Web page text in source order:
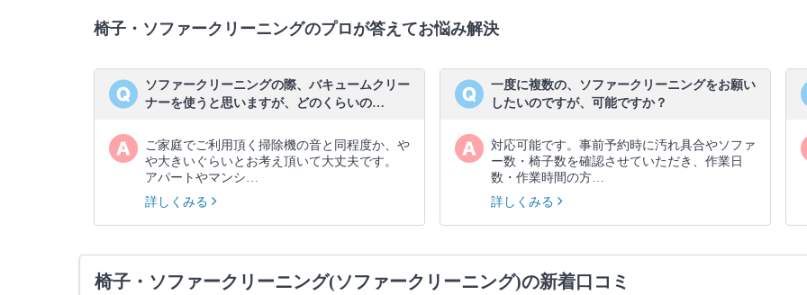
椅子・ソファークリーニングのプロが答えてお悩み解決
ソファークリーニングの際、バキュームクリー
ナーを使うと思いますが、どのくらいの…
ご家庭でご利用頂く掃除機の音と同程度か、や
や大きいぐらいとお考え頂いて大丈夫です。
アパートやマンシ…
詳しくみる
一度に複数の、ソファークリーニングをお願い
したいのですが、可能ですか？
対応可能です。事前予約時に汚れ具合やソファ
ー数・椅子数を確認させていただき、作業日
数・作業時間の方…
詳しくみる
椅子・ソファークリーニング(ソファークリーニング)の新着口コミ